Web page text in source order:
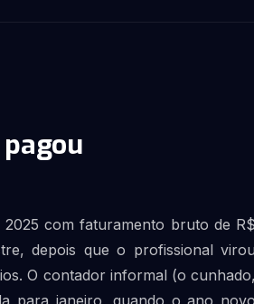
com faturamento bruto de R$
depois que o profissional virou
O contador informal (o cunhado,
para janeiro, quando o ano novo